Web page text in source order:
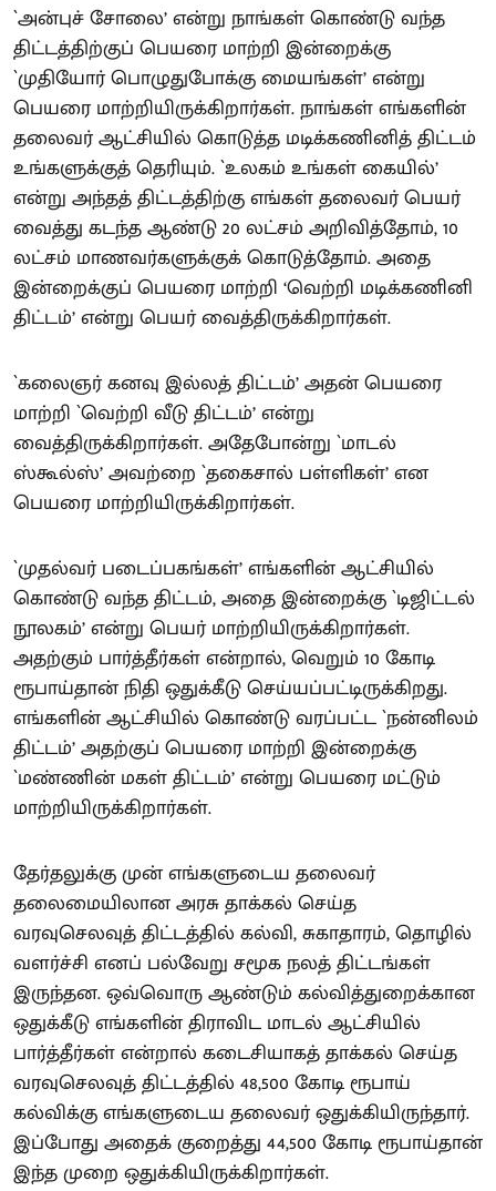
`அன்புச் சோலை’ என்று நாங்கள் கொண்டு வந்த
திட்டத்திற்குப் பெயரை மாற்றி இன்றைக்கு
`முதியோர் பொழுதுபோக்கு மையங்கள்’ என்று
பெயரை மாற்றியிருக்கிறார்கள். நாங்கள் எங்களின்
தலைவர் ஆட்சியில் கொடுத்த மடிக்கணினித் திட்டம்
உங்களுக்குத் தெரியும். `உலகம் உங்கள் கையில்’
என்று அந்தத் திட்டத்திற்கு எங்கள் தலைவர் பெயர்
வைத்து கடந்த ஆண்டு 20 லட்சம் அறிவித்தோம், 10
லட்சம் மாணவர்களுக்குக் கொடுத்தோம். அதை
இன்றைக்குப் பெயரை மாற்றி ‘வெற்றி மடிக்கணினி
திட்டம்’ என்று பெயர் வைத்திருக்கிறார்கள்.
`கலைஞர் கனவு இல்லத் திட்டம்’ அதன் பெயரை
மாற்றி `வெற்றி வீடு திட்டம்’ என்று
வைத்திருக்கிறார்கள். அதேபோன்று `மாடல்
ஸ்கூல்ஸ்’ அவற்றை `தகைசால் பள்ளிகள்’ என
பெயரை மாற்றியிருக்கிறார்கள்.
`முதல்வர் படைப்பகங்கள்’ எங்களின் ஆட்சியில்
கொண்டு வந்த திட்டம், அதை இன்றைக்கு `டிஜிட்டல்
நூலகம்’ என்று பெயர் மாற்றியிருக்கிறார்கள்.
அதற்கும் பார்த்தீர்கள் என்றால், வெறும் 10 கோடி
ரூபாய்தான் நிதி ஒதுக்கீடு செய்யப்பட்டிருக்கிறது.
எங்களின் ஆட்சியில் கொண்டு வரப்பட்ட `நன்னிலம்
திட்டம்’ அதற்குப் பெயரை மாற்றி இன்றைக்கு
`மண்ணின் மகள் திட்டம்’ என்று பெயரை மட்டும்
மாற்றியிருக்கிறார்கள்.
தேர்தலுக்கு முன் எங்களுடைய தலைவர்
தலைமையிலான அரசு தாக்கல் செய்த
வரவுசெலவுத் திட்டத்தில் கல்வி, சுகாதாரம், தொழில்
வளர்ச்சி எனப் பல்வேறு சமூக நலத் திட்டங்கள்
இருந்தன. ஒவ்வொரு ஆண்டும் கல்வித்துறைக்கான
ஒதுக்கீடு எங்களின் திராவிட மாடல் ஆட்சியில்
பார்த்தீர்கள் என்றால் கடைசியாகத் தாக்கல் செய்த
வரவுசெலவுத் திட்டத்தில் 48,500 கோடி ரூபாய்
கல்விக்கு எங்களுடைய தலைவர் ஒதுக்கியிருந்தார்.
இப்போது அதைக் குறைத்து 44,500 கோடி ரூபாய்தான்
இந்த முறை ஒதுக்கியிருக்கிறார்கள்.